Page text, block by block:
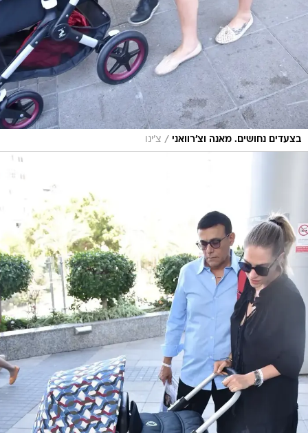
בצעדים נחושים. מאנה וצ'רוואני / צ'ינו